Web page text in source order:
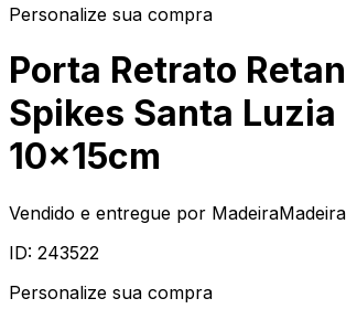
Personalize sua compra
Porta Retrato
Spikes Santa Luzia
10x15cm
Vendido e entregue por MadeiraMadeira
ID: 243522
Personalize sua compra